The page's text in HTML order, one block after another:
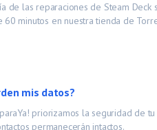
de las reparaciones de Steam Deck
60 minutos en nuestra tienda de
mis datos?
priorizamos la seguridad de
permanecerán intactos.